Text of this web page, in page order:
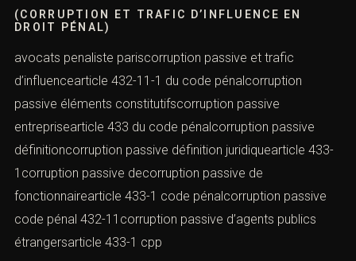
(CORRUPTION ET TRAFIC D’INFLUENCE EN
DROIT PÉNAL)
avocats penaliste pariscorruption passive et trafic
d’influencearticle 432-11-1 du code pénalcorruption
passive éléments constitutifscorruption passive
entreprisearticle 433 du code pénalcorruption passive
définitioncorruption passive définition juridiquearticle 433-
1corruption passive decorruption passive de
fonctionnairearticle 433-1 code pénalcorruption passive
code pénal 432-11corruption passive d’agents publics
étrangersarticle 433-1 cpp